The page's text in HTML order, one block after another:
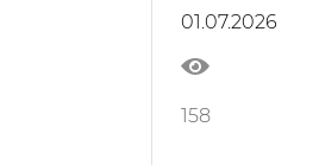
01.07.2026
158